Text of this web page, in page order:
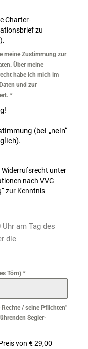
Charter-
zu
meine Zustimmung zur
Über meine
habe ich mich im
und zur
*
(bei „nein“
Widerrufsrecht unter
nach VVG
zur Kenntnis
am Tag des
die
Törn) *
/ seine Pflichten"
Segler-
von € 29,00